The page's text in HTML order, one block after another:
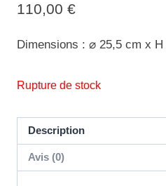
110,00 €
Dimensions : ⌀ 25,5 cm x H
Rupture de stock
Description
Avis (0)